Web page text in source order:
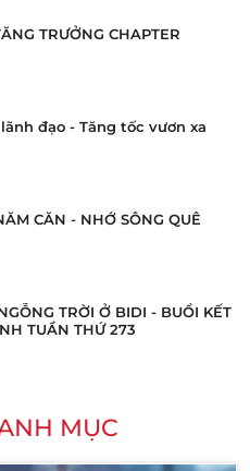
TRƯỞNG CHAPTER
đạo - Tăng tốc vươn xa
CĂN - NHỚ SÔNG QUÊ
TRỜI Ở BIDI - BUỔI KẾT
TUẦN THỨ 273
MỤC